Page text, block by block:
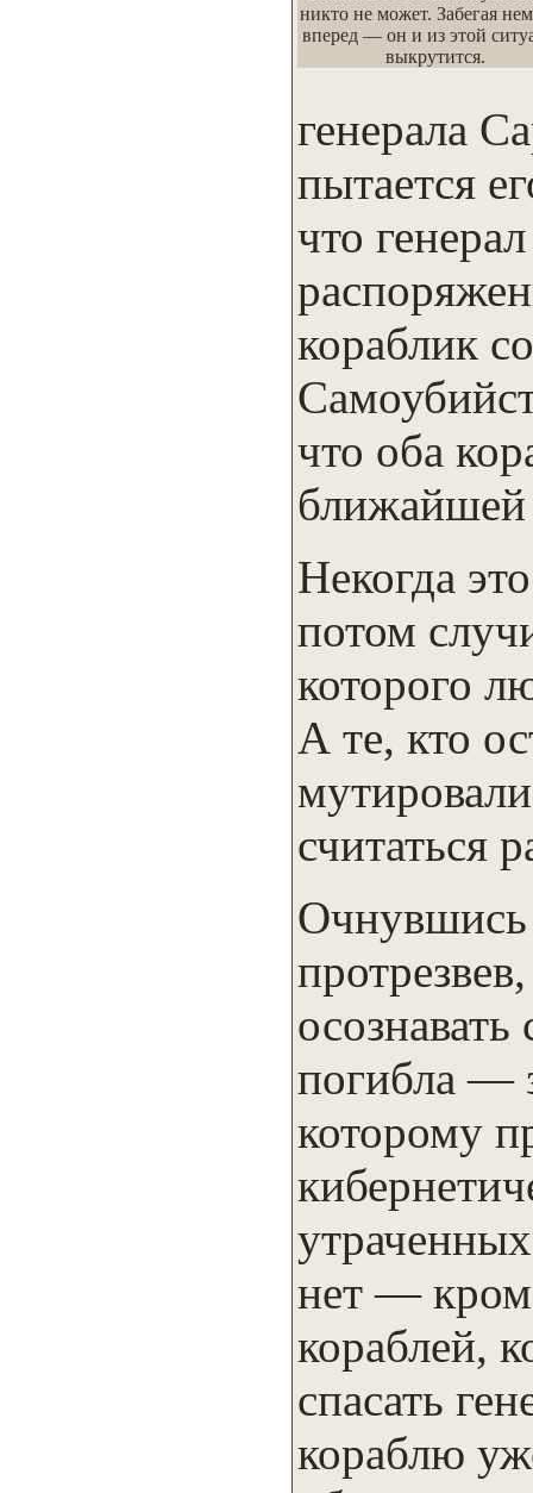
никто не может. Забегая
вперед — он и из этой
выкрутится.
генерала
пытается
что
кораблик
что оба
Некогда
потом
которого
А те, кто
считаться
Очнувшись
погибла —
которому
нет —
кораблей,
спасать
кораблю